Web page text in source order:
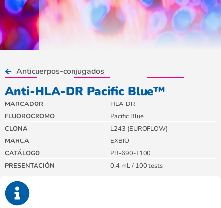
Anticuerpos-conjugados
Anti-HLA-DR Pacific Blue™
MARCADOR
HLA-DR
FLUOROCROMO
Pacific Blue
CLONA
L243 (EUROFLOW)
MARCA
EXBIO
CATÁLOGO
PB-690-T100
PRESENTACIÓN
0.4 mL / 100 tests